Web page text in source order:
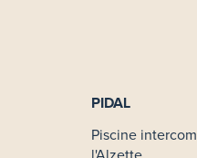
PIDAL
Piscine